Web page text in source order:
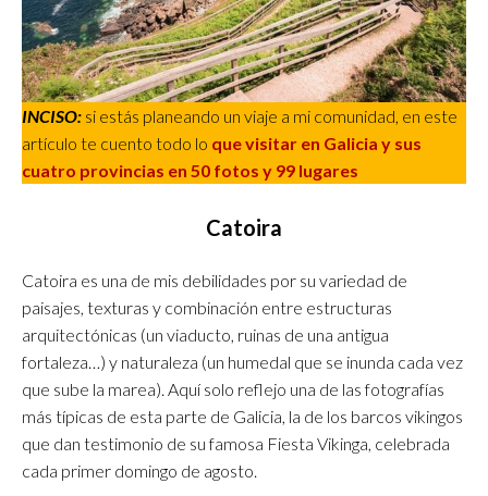
INCISO: si estás planeando un viaje a mi comunidad, en este
artículo te cuento todo lo que visitar en Galicia y sus
cuatro provincias en 50 fotos y 99 lugares
Catoira
Catoira es una de mis debilidades por su variedad de
paisajes, texturas y combinación entre estructuras
arquitectónicas (un viaducto, ruinas de una antigua
fortaleza…) y naturaleza (un humedal que se inunda cada vez
que sube la marea). Aquí solo reflejo una de las fotografías
más típicas de esta parte de Galicia, la de los barcos vikingos
que dan testimonio de su famosa Fiesta Vikinga, celebrada
cada primer domingo de agosto.